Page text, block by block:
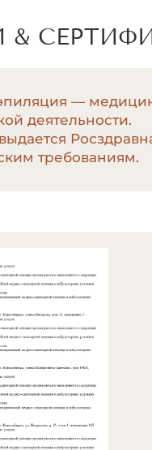
&
—
деятельности.
требованиям.